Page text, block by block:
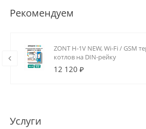
Рекомендуем
ZONT H-1V NEW, Wi-Fi / GSM
котлов на DIN-рейку
12 120 ₽
Услуги